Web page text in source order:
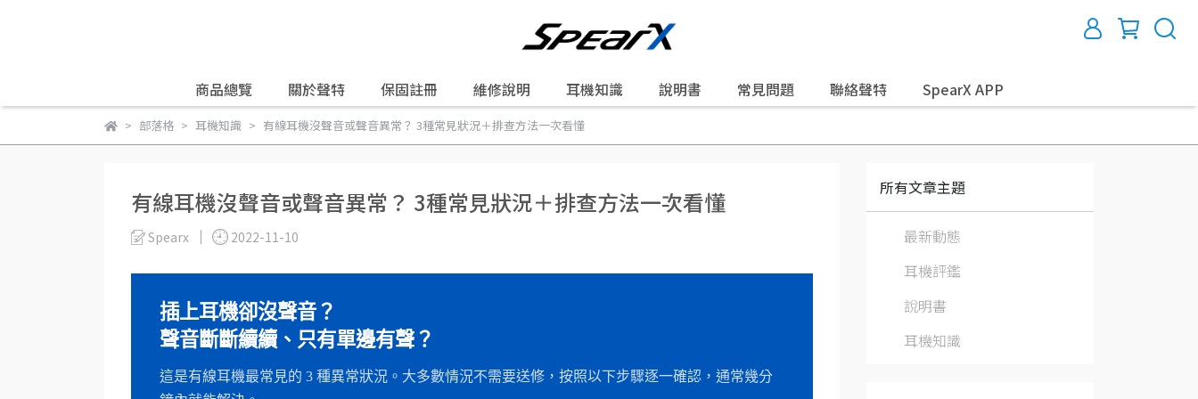
商品總覽 關於聲特 保固註冊 維修說明 耳機知識 說明書 常見問題 聯絡聲特 SpearX APP
部落格 耳機知識 有線耳機沒聲音或聲音異常？ 3種常見狀況＋排查方法一次看懂
有線耳機沒聲音或聲音異常？ 3種常見狀況＋排查方法一次看懂
Spearx 2022-11-10
插上耳機卻沒聲音？
聲音斷斷續續、只有單邊有聲？
這是有線耳機最常見的 3 種異常狀況。大多數情況不需要送修，按照以下步驟逐一確認，通常幾分
所有文章主題
最新動態
耳機評鑑
說明書
耳機知識